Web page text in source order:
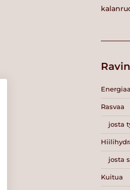
Energiaa
Rasvaa
josta
josta
Kuitua